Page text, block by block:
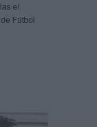
el
Fútbol